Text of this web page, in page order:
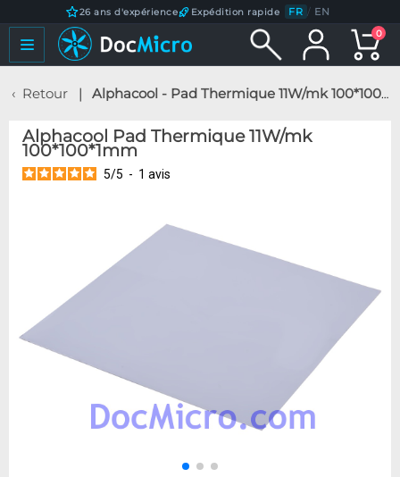
26 ans d'expérience Expédition rapide FR / EN
0
Retour Alphacool - Pad Thermique 11W/mk 100*100*1mm
Alphacool Pad Thermique 11W/mk
100*100*1mm
5/5 - 1 avis